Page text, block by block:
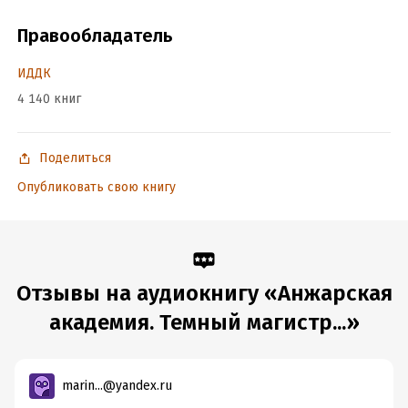
Год издания:2023
ISBN (EAN):
Правообладатель
ИДДК
4 140 книг
Поделиться
Опубликовать свою книгу
Отзывы на аудиокнигу «Анжарская
академия. Темный магистр...»
marin...@yandex.ru